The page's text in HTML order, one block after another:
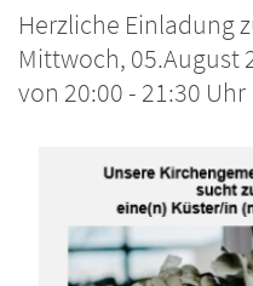
Herzliche Einladung
Mittwoch, 05.August
von 20:00 - 21:30 Uhr